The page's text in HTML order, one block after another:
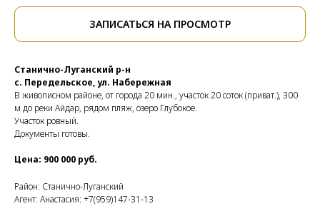
ЗАПИСАТЬСЯ НА ПРОСМОТР
Станично-Луганский р-н
с. Передельское, ул. Набережная
В живописном районе, от города 20 мин., участок 20 соток (приват.), 300
м до реки Айдар, рядом пляж, озеро Глубокое.
Участок ровный.
Документы готовы.
Цена: 900 000 руб.
Район: Станично-Луганский
Агент: Анастасия: +7(959)147-31-13